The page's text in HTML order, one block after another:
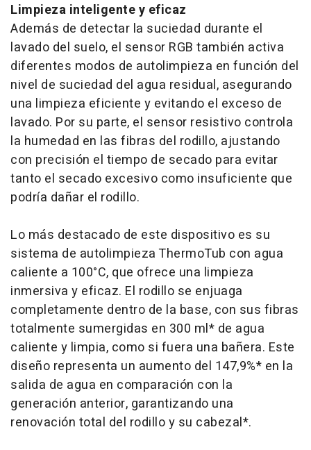
Limpieza inteligente y eficaz
Además de detectar la suciedad durante el
lavado del suelo, el sensor RGB también activa
diferentes modos de autolimpieza en función del
nivel de suciedad del agua residual, asegurando
una limpieza eficiente y evitando el exceso de
lavado. Por su parte, el sensor resistivo controla
la humedad en las fibras del rodillo, ajustando
con precisión el tiempo de secado para evitar
tanto el secado excesivo como insuficiente que
podría dañar el rodillo.
Lo más destacado de este dispositivo es su
sistema de autolimpieza ThermoTub con agua
caliente a 100°C, que ofrece una limpieza
inmersiva y eficaz. El rodillo se enjuaga
completamente dentro de la base, con sus fibras
totalmente sumergidas en 300 ml* de agua
caliente y limpia, como si fuera una bañera. Este
diseño representa un aumento del 147,9%* en la
salida de agua en comparación con la
generación anterior, garantizando una
renovación total del rodillo y su cabezal*.